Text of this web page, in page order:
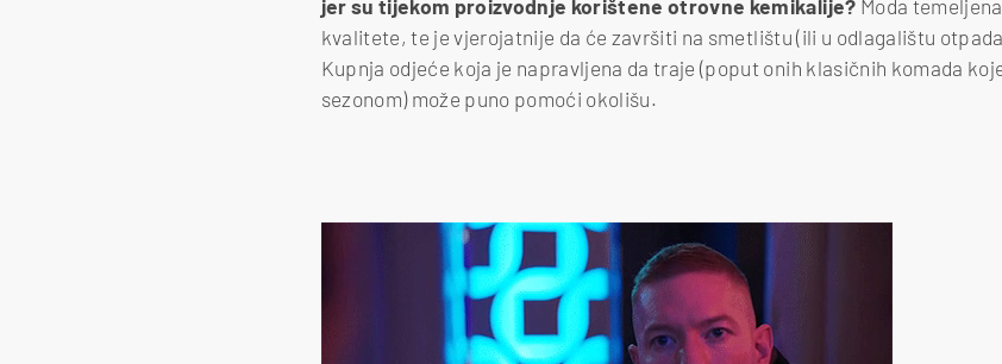
jer su tijekom proizvodnje korištene otrovne kemikalije? Moda
kvalitete, te je vjerojatnije da će završiti na smetlištu (ili u odlagalištu
Kupnja odjeće koja je napravljena da traje (poput onih klasičnih komada
sezonom) može puno pomoći okolišu.